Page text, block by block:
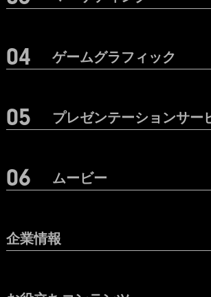
ゲームグラフィック
プレゼンテーションサー
ムービー
企業情報